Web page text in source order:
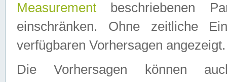
Measurement beschriebenen
einschränken. Ohne zeitliche
verfügbaren Vorhersagen angezeigt.
Die Vorhersagen können